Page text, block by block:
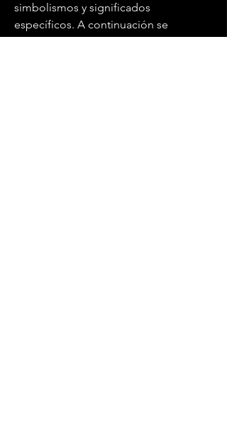
simbolismos y significados
específicos. A continuación se
presentan algunos ejemplos de cómo